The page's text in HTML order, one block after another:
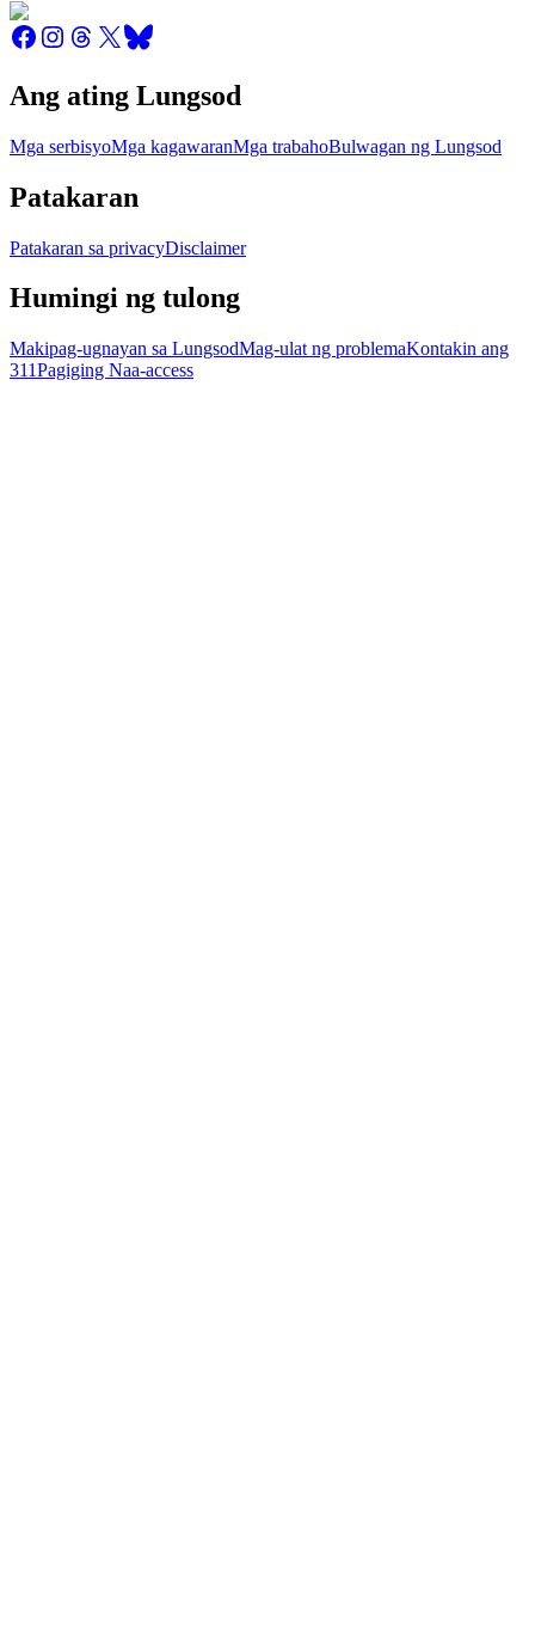
Ang ating Lungsod
Mga serbisyoMga kagawaranMga trabahoBulwagan ng Lungsod
Patakaran
Patakaran sa privacyDisclaimer
Humingi ng tulong
Makipag-ugnayan sa LungsodMag-ulat ng problemaKontakin ang
311Pagiging Naa-access